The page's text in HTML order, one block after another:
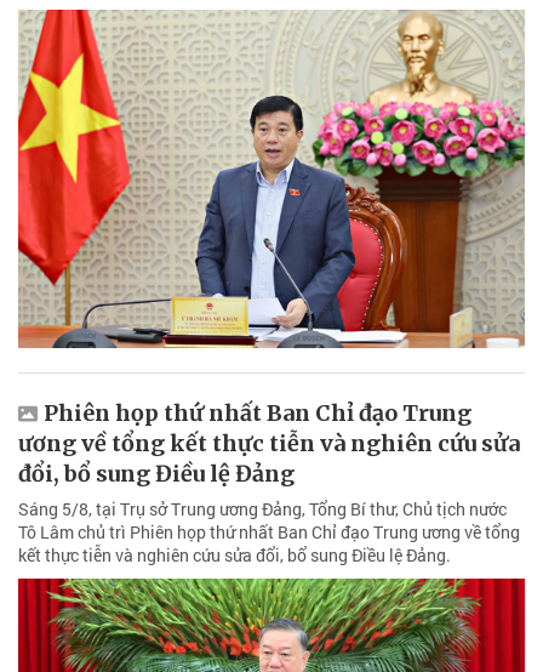
Phiên họp thứ nhất Ban Chỉ đạo Trung
ương về tổng kết thực tiễn và nghiên cứu sửa
đổi, bổ sung Điều lệ Đảng
Sáng 5/8, tại Trụ sở Trung ương Đảng, Tổng Bí thư, Chủ tịch nước
Tô Lâm chủ trì Phiên họp thứ nhất Ban Chỉ đạo Trung ương về tổng
kết thực tiễn và nghiên cứu sửa đổi, bổ sung Điều lệ Đảng.